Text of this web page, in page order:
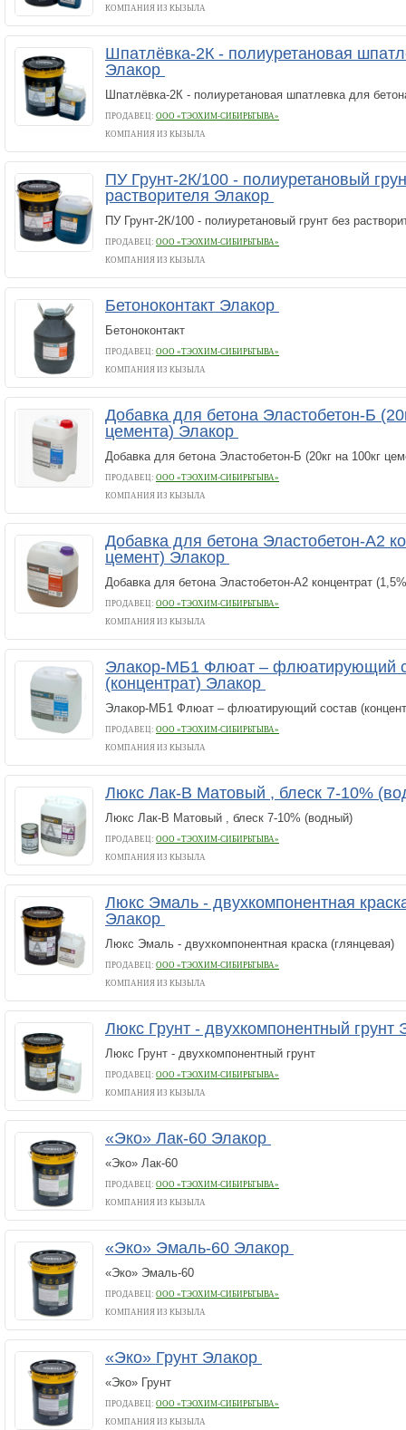
КОМПАНИЯ ИЗ КЫЗЫЛА
Шпатлёвка-2К - полиуретановая
Элакор
Шпатлёвка-2К - полиуретановая шпатлевка для
ПРОДАВЕЦ: ООО «ТЭОХИМ-СИБИРЬТЫВА»
КОМПАНИЯ ИЗ КЫЗЫЛА
ПУ Грунт-2К/100 - полиуретановый
растворителя Элакор
ПУ Грунт-2К/100 - полиуретановый грунт без
ПРОДАВЕЦ: ООО «ТЭОХИМ-СИБИРЬТЫВА»
КОМПАНИЯ ИЗ КЫЗЫЛА
Бетоноконтакт Элакор
Бетоноконтакт
ПРОДАВЕЦ: ООО «ТЭОХИМ-СИБИРЬТЫВА»
КОМПАНИЯ ИЗ КЫЗЫЛА
Добавка для бетона Эластобетон-Б
цемента) Элакор
Добавка для бетона Эластобетон-Б (20кг на 100кг
ПРОДАВЕЦ: ООО «ТЭОХИМ-СИБИРЬТЫВА»
КОМПАНИЯ ИЗ КЫЗЫЛА
Добавка для бетона Эластобетон-А2
цемент) Элакор
Добавка для бетона Эластобетон-А2 концентрат
ПРОДАВЕЦ: ООО «ТЭОХИМ-СИБИРЬТЫВА»
КОМПАНИЯ ИЗ КЫЗЫЛА
Элакор-МБ1 Флюат – флюатирующий
(концентрат) Элакор
Элакор-МБ1 Флюат – флюатирующий состав
ПРОДАВЕЦ: ООО «ТЭОХИМ-СИБИРЬТЫВА»
КОМПАНИЯ ИЗ КЫЗЫЛА
Люкс Лак-В Матовый , блеск 7-10%
Люкс Лак-В Матовый , блеск 7-10% (водный)
ПРОДАВЕЦ: ООО «ТЭОХИМ-СИБИРЬТЫВА»
КОМПАНИЯ ИЗ КЫЗЫЛА
Люкс Эмаль - двухкомпонентная
Элакор
Люкс Эмаль - двухкомпонентная краска (глянцевая)
ПРОДАВЕЦ: ООО «ТЭОХИМ-СИБИРЬТЫВА»
КОМПАНИЯ ИЗ КЫЗЫЛА
Люкс Грунт - двухкомпонентный грунт
Люкс Грунт - двухкомпонентный грунт
ПРОДАВЕЦ: ООО «ТЭОХИМ-СИБИРЬТЫВА»
КОМПАНИЯ ИЗ КЫЗЫЛА
«Эко» Лак-60 Элакор
«Эко» Лак-60
ПРОДАВЕЦ: ООО «ТЭОХИМ-СИБИРЬТЫВА»
КОМПАНИЯ ИЗ КЫЗЫЛА
«Эко» Эмаль-60 Элакор
«Эко» Эмаль-60
ПРОДАВЕЦ: ООО «ТЭОХИМ-СИБИРЬТЫВА»
КОМПАНИЯ ИЗ КЫЗЫЛА
«Эко» Грунт Элакор
«Эко» Грунт
ПРОДАВЕЦ: ООО «ТЭОХИМ-СИБИРЬТЫВА»
КОМПАНИЯ ИЗ КЫЗЫЛА